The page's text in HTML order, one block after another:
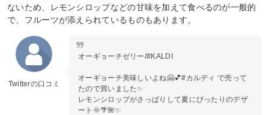
ないため、レモンシロップなどの甘味を加えて食べるのが一般的
で、フルーツが添えられているものもあります。
Twitterの口コミ
オーギョーチゼリー/#KALDI
オーギョーチ美味しいよね🤗💕#カルディ で売って
たので買いました✨
レモンシロップがさっぱりして夏にぴったりのデザ
ート🌞🌴🌺✨